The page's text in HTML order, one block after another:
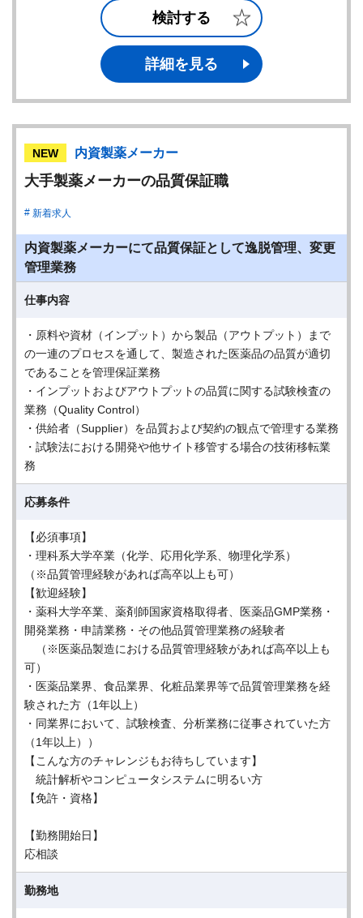
検討する
詳細を見る
NEW 内資製薬メーカー
大手製薬メーカーの品質保証職
新着求人
内資製薬メーカーにて品質保証として逸脱管理、変更
管理業務
仕事内容
・原料や資材（インプット）から製品（アウトプット）まで
の一連のプロセスを通して、製造された医薬品の品質が適切
であることを管理保証業務
・インプットおよびアウトプットの品質に関する試験検査の
業務（Quality Control）
・供給者（Supplier）を品質および契約の観点で管理する業務
・試験法における開発や他サイト移管する場合の技術移転業
務
応募条件
【必須事項】
・理科系大学卒業（化学、応用化学系、物理化学系）
（※品質管理経験があれば高卒以上も可）
【歓迎経験】
・薬科大学卒業、薬剤師国家資格取得者、医薬品GMP業務・
開発業務・申請業務・その他品質管理業務の経験者
（※医薬品製造における品質管理経験があれば高卒以上も
可）
・医薬品業界、食品業界、化粧品業界等で品質管理業務を経
験された方（1年以上）
・同業界において、試験検査、分析業務に従事されていた方
（1年以上））
【こんな方のチャレンジもお待ちしています】
統計解析やコンピュータシステムに明るい方
【免許・資格】
【勤務開始日】
応相談
勤務地